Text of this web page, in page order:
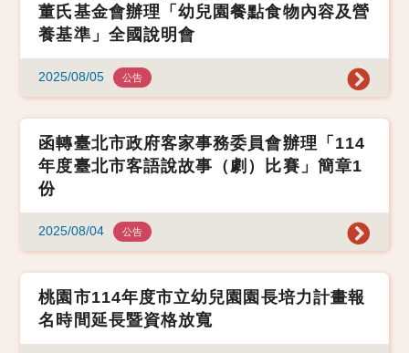
董氏基金會辦理「幼兒園餐點食物內容及營
養基準」全國說明會
2025/08/05 公告
函轉臺北市政府客家事務委員會辦理「114
年度臺北市客語說故事（劇）比賽」簡章1
份
2025/08/04 公告
桃園市114年度市立幼兒園園長培力計畫報
名時間延長暨資格放寬